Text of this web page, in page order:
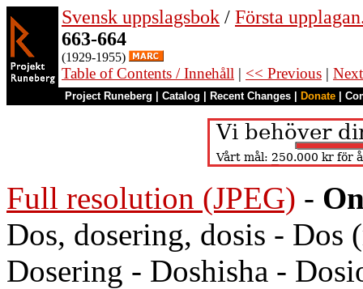
Svensk uppslagsbok / Första
663-664
(1929-1955)
Table of Contents / Innehåll | << Previous |
Project Runeberg Catalog Recent Changes Donate
Full resolution (JPEG) -
Dos, dosering, dosis - Dos
Dosering - Doshisha -